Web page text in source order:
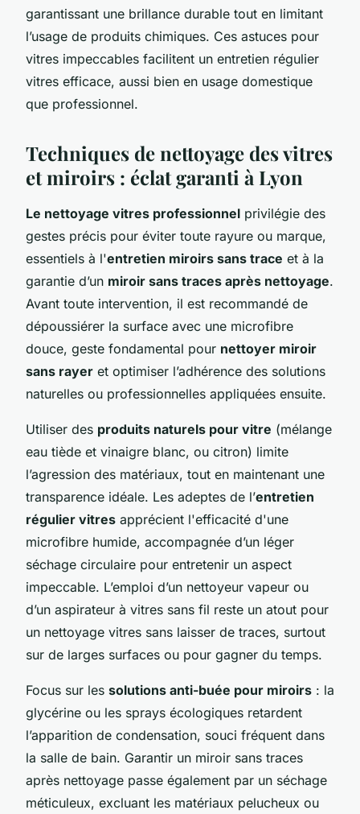
garantissant une brillance durable tout en limitant
l’usage de produits chimiques. Ces astuces pour
vitres impeccables facilitent un entretien régulier
vitres efficace, aussi bien en usage domestique
que professionnel.
Techniques de nettoyage des vitres
et miroirs : éclat garanti à Lyon
Le nettoyage vitres professionnel privilégie des
gestes précis pour éviter toute rayure ou marque,
essentiels à l'entretien miroirs sans trace et à la
garantie d’un miroir sans traces après nettoyage.
Avant toute intervention, il est recommandé de
dépoussiérer la surface avec une microfibre
douce, geste fondamental pour nettoyer miroir
sans rayer et optimiser l’adhérence des solutions
naturelles ou professionnelles appliquées ensuite.
Utiliser des produits naturels pour vitre (mélange
eau tiède et vinaigre blanc, ou citron) limite
l’agression des matériaux, tout en maintenant une
transparence idéale. Les adeptes de l’entretien
régulier vitres apprécient l'efficacité d'une
microfibre humide, accompagnée d’un léger
séchage circulaire pour entretenir un aspect
impeccable. L’emploi d’un nettoyeur vapeur ou
d’un aspirateur à vitres sans fil reste un atout pour
un nettoyage vitres sans laisser de traces, surtout
sur de larges surfaces ou pour gagner du temps.
Focus sur les solutions anti-buée pour miroirs : la
glycérine ou les sprays écologiques retardent
l’apparition de condensation, souci fréquent dans
la salle de bain. Garantir un miroir sans traces
après nettoyage passe également par un séchage
méticuleux, excluant les matériaux pelucheux ou